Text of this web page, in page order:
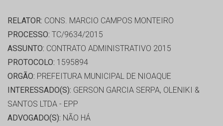
RELATOR: CONS. MARCIO CAMPOS MONTEIRO
PROCESSO: TC/9634/2015
ASSUNTO: CONTRATO ADMINISTRATIVO 2015
PROTOCOLO: 1595894
ORGÃO: PREFEITURA MUNICIPAL DE NIOAQUE
INTERESSADO(S): GERSON GARCIA SERPA, OLENIKI &
SANTOS LTDA - EPP
ADVOGADO(S): NÃO HÁ